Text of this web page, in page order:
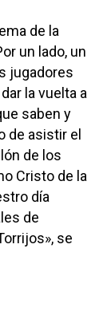
de la
un lado, un
jugadores
la vuelta a
saben y
de asistir el
de los
Cristo de la
día
de
se